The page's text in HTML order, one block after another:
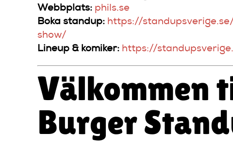
Webbplats: phils.se
Boka standup: https://
show/
Lineup & komiker: https://
Välkommen
Burger